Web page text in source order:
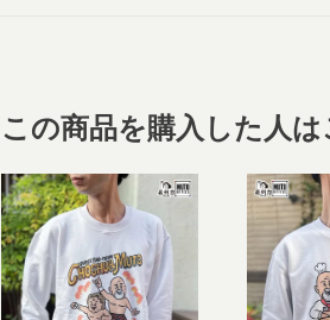
この商品を購入した人は